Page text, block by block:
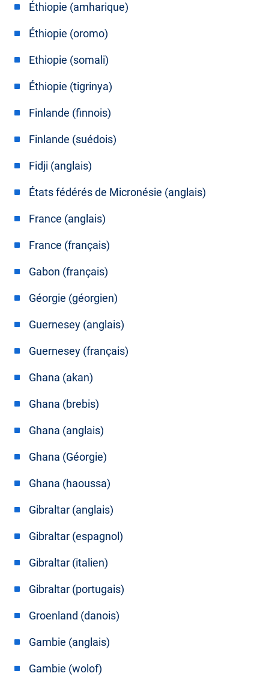
Éthiopie (amharique)
Éthiopie (oromo)
Ethiopie (somali)
Éthiopie (tigrinya)
Finlande (finnois)
Finlande (suédois)
Fidji (anglais)
États fédérés de Micronésie (anglais)
France (anglais)
France (français)
Gabon (français)
Géorgie (géorgien)
Guernesey (anglais)
Guernesey (français)
Ghana (akan)
Ghana (brebis)
Ghana (anglais)
Ghana (Géorgie)
Ghana (haoussa)
Gibraltar (anglais)
Gibraltar (espagnol)
Gibraltar (italien)
Gibraltar (portugais)
Groenland (danois)
Gambie (anglais)
Gambie (wolof)